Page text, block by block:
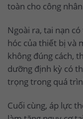
toàn cho công
Ngoài ra, tai nạn
hóc của thiết bị và
không đúng cách,
dưỡng định kỳ có
trọng trong quá
Cuối cùng, áp lực